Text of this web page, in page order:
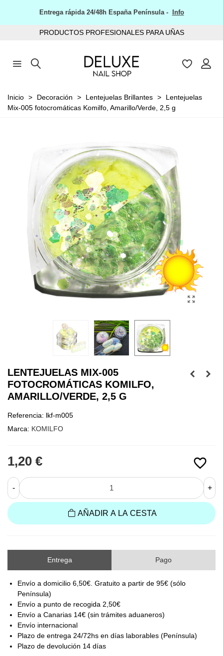
Entrega rápida 24/48h España Península - Info
PRODUCTOS PROFESIONALES PARA UÑAS
Inicio > Decoración > Lentejuelas Brillantes >
Lentejuelas
Mix-005 fotocromáticas Komilfo, Amarillo/Verde, 2,5 g
LENTEJUELAS MIX-005
FOTOCROMÁTICAS KOMILFO,
AMARILLO/VERDE, 2,5 G
Referencia: lkf-m005
Marca: KOMILFO
favorite_border
1,20 €
- +
AÑADIR A LA CESTA
Entrega Pago
Envío a domicilio 6,50€. Gratuito a partir de 95€ (sólo
Península)
Envío a punto de recogida 2,50€
Envío a Canarias 14€ (sin trámites aduaneros)
Envío internacional
Plazo de entrega 24/72hs en días laborables (Península)
Plazo de devolución 14 días